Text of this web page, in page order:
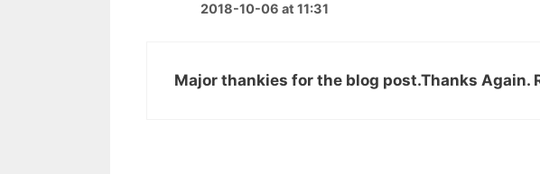
2018-10-06 at 11:31
Major thankies for the blog post.Thanks Again.